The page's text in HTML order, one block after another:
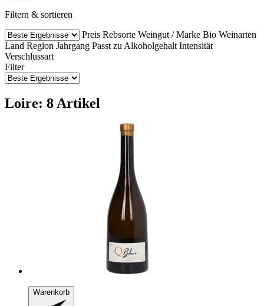
Filtern & sortieren
Preis Rebsorte Weingut / Marke Bio Weinarten
Land Region Jahrgang Passt zu Alkoholgehalt Intensität
Verschlussart
Filter
Loire: 8 Artikel
Warenkorb